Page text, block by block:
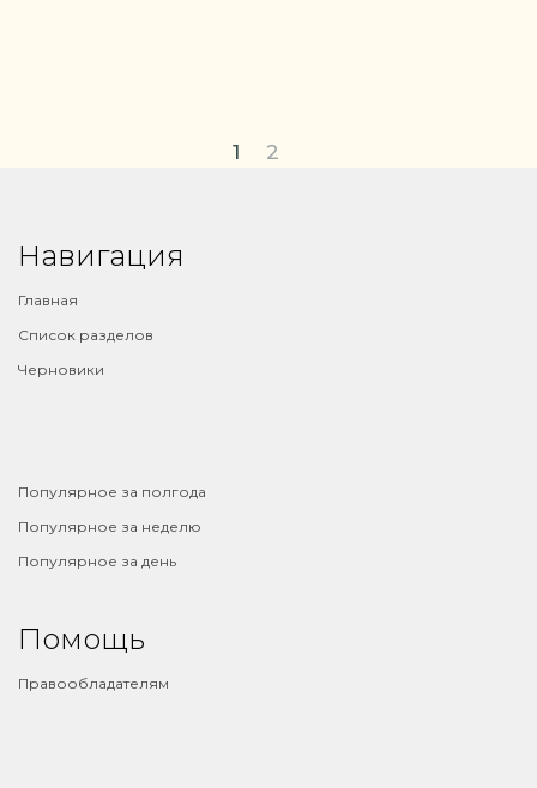
1 2
Навигация
Главная
Список разделов
Черновики
Популярное за полгода
Популярное за неделю
Популярное за день
Помощь
Правообладателям